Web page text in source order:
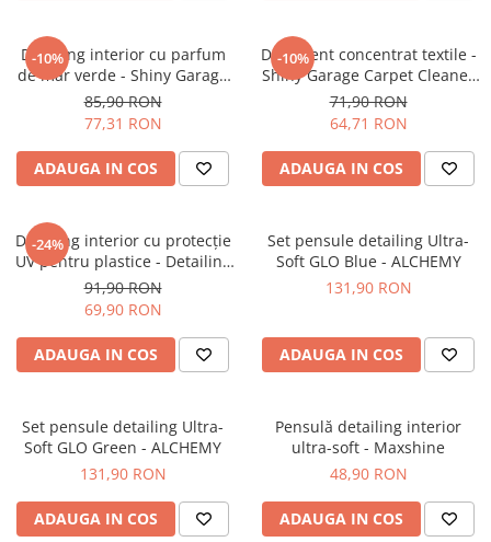
-10%
Dressing interior cu parfum
de măr verde - Shiny Garage
Interior Apple (1L)
85,90 RON
77,31 RON
ADAUGA IN COS
-10%
Detergent concentrat textile -
Shiny Garage Carpet Cleaner
(1L)
71,90 RON
64,71 RON
ADAUGA IN COS
-24%
Dressing interior cu protecție
UV pentru plastice - Detailing
Kingdom Skin Satin (500ml)
91,90 RON
69,90 RON
ADAUGA IN COS
Set pensule detailing Ultra-
Soft GLO Blue - ALCHEMY
131,90 RON
ADAUGA IN COS
Set pensule detailing Ultra-
Soft GLO Green - ALCHEMY
131,90 RON
ADAUGA IN COS
Pensulă detailing interior
ultra-soft - Maxshine
48,90 RON
ADAUGA IN COS